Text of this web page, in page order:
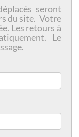
seront
du site. Votre
Les retours à
Le